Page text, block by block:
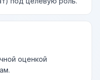
оценкой